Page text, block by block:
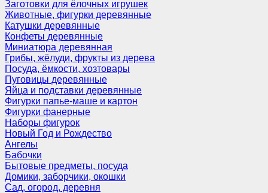
Заготовки для ёлочных игрушек
Животные, фигурки деревянные
Катушки деревянные
Конфеты деревянные
Миниатюра деревянная
Грибы, жёлуди, фрукты из дерева
Посуда, ёмкости, хозтовары
Пуговицы деревянные
Яйца и подставки деревянные
Фигурки папье-маше и картон
Фигурки фанерные
Наборы фигурок
Новый Год и Рождество
Ангелы
Бабочки
Бытовые предметы, посуда
Домики, заборчики, окошки
Сад, огород, деревня